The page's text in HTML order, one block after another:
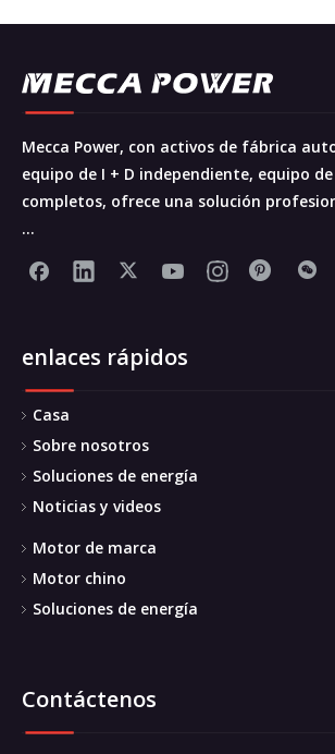
Mecca Power, con activos de fábrica
equipo de I + D independiente, equipo
completos, ofrece una solución
...
enlaces rápidos
Casa
Sobre nosotros
Soluciones de energía
Noticias y videos
Motor de marca
Motor chino
Soluciones de energía
Contáctenos